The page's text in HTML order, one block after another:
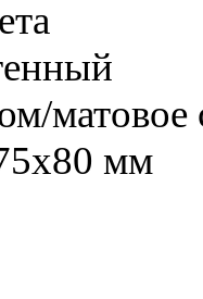
матовое
мм